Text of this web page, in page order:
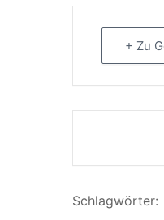
+ Zu
Schlagwörter: